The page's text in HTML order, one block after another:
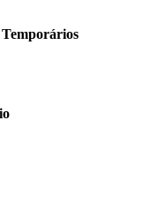
Temporários